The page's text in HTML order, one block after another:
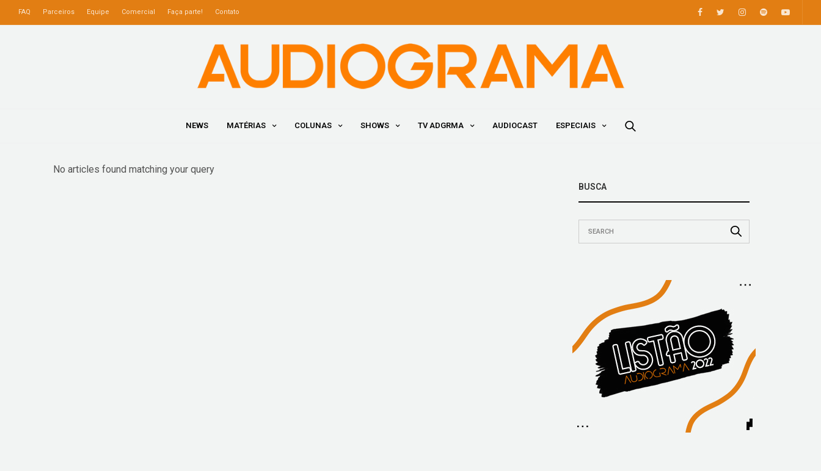
FAQ Parceiros Equipe Comercial Faça parte! Contato
NEWS MATÉRIAS COLUNAS SHOWS TV ADGRMA AUDIOCAST ESPECIAIS
No articles found matching your query
BUSCA